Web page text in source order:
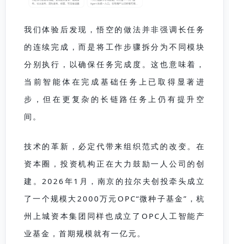
我们体验后发现，悟空的做法并非强调长任务
的连续完成，而是将工作步骤拆分为不同模块
分别执行，以确保任务完成度。这也意味着，
当前智能体在完成基础任务上已取得显著进
步，但在更复杂的长链路任务上仍有提升空
间。
技术的革新，必定代带来组织范式的改变。在
资本圈，投资机构正在大力鼓励一人公司的创
建。2026年1月，南京的拉尔夫创投牵头成立
了一个规模大2000万元OPC“微种子基金”，杭
州上城资本集团同样也成立了OPC人工智能产
业基金，首期规模就有一亿元。